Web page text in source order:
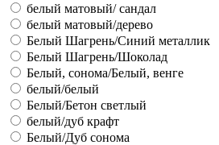
белый матовый/ сандал
белый матовый/дерево
Белый Шагрень/Синий металлик
Белый Шагрень/Шоколад
Белый, сонома/Белый, венге
белый/белый
Белый/Бетон светлый
белый/дуб крафт
Белый/Дуб сонома